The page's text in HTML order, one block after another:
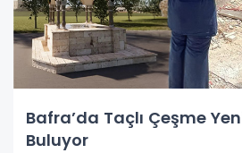
Bafra’da Taçlı Çeşme
Buluyor